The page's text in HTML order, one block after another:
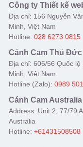
Công ty Thiết kế
Địa chỉ: 156 Nguyễn
Minh, Việt Nam
Hotline: 028 6273 0815
Cánh Cam Thủ Đức
Địa chỉ: 606/56 Quốc
Minh, Việt Nam
Hotline (Zalo): 0989
Cánh Cam Australia
Address: Unit 2, 77/79
Australia
Hotline: +61431508508